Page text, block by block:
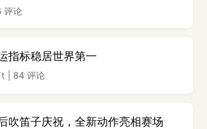
评论
指标稳居世界第一
84 评论
吹笛子庆祝，全新动作亮相赛场